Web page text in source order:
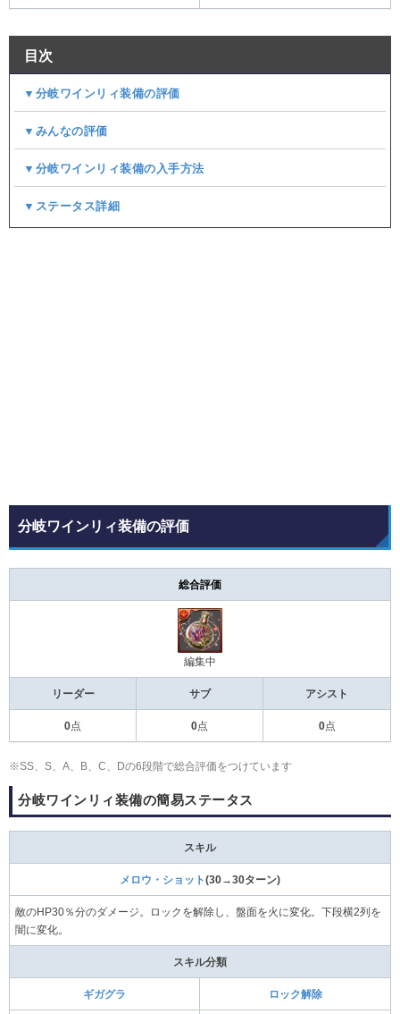
目次
▼分岐ワインリィ装備の評価
▼みんなの評価
▼分岐ワインリィ装備の入手方法
▼ステータス詳細
分岐ワインリィ装備の評価
総合評価
編集中
リーダー サブ アシスト
0点 0点 0点
※SS、S、A、B、C、Dの6段階で総合評価をつけています
分岐ワインリィ装備の簡易ステータス
スキル
メロウ・ショット(30→30ターン)
敵のHP30％分のダメージ。ロックを解除し、盤面を火に変化。下段横2列を
闇に変化。
スキル分類
ギガグラ ロック解除